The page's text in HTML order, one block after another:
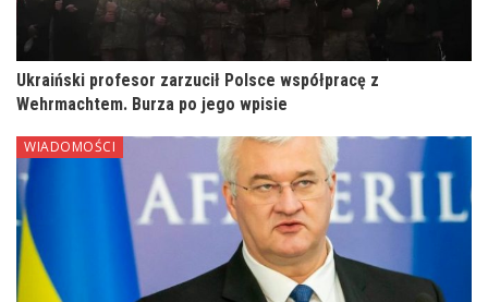
Ukraiński profesor zarzucił Polsce współpracę z
Wehrmachtem. Burza po jego wpisie
WIADOMOŚCI